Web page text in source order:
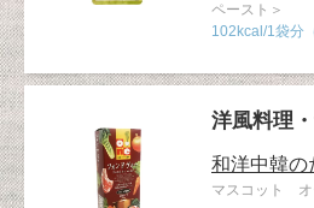
ペースト＞
102kcal/1袋分
洋風料理
和洋中韓の
マスコット